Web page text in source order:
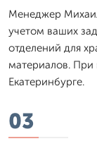
Менеджер
учетом ваших
отделений для
материалов.
Екатеринбурге.
03